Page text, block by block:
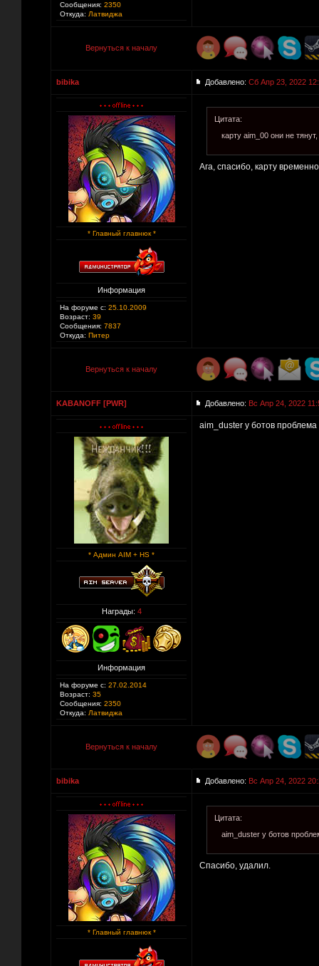
Сообщения: 2350
Откуда: Латвиджа
Вернуться к началу
bibika Добавлено: Сб Апр 23, 2022
* Главный главнюк *
Информация
На форуме с: 25.10.2009
Возраст: 39
Сообщения: 7837
Откуда: Питер
Цитата:
карту aim_00 они не
Ага, спасибо, карту
Вернуться к началу
KABANOFF [PWR] Добавлено: Вс Апр 24, 2022
* Админ AIM + HS *
Награды: 4
Информация
На форуме с: 27.02.2014
Возраст: 35
Сообщения: 2350
Откуда: Латвиджа
aim_duster у ботов проблема
Вернуться к началу
bibika Добавлено: Вс Апр 24, 2022
* Главный главнюк *
Цитата:
aim_duster у ботов
Спасибо, удалил.